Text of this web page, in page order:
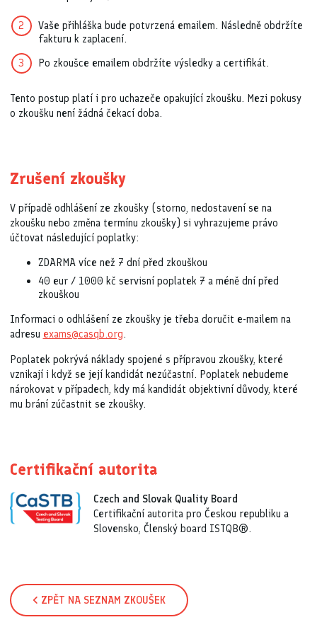
Vaše přihláška bude potvrzená emailem. Následně obdržíte
fakturu k zaplacení.
Po zkoušce emailem obdržíte výsledky a certifikát.
Tento postup platí i pro uchazeče opakující zkoušku. Mezi pokusy
o zkoušku není žádná čekací doba.
Zrušení zkoušky
V případě odhlášení ze zkoušky (storno, nedostavení se na
zkoušku nebo změna termínu zkoušky) si vyhrazujeme právo
účtovat následující poplatky:
ZDARMA více než 7 dní před zkouškou
40 eur / 1000 kč servisní poplatek 7 a méně dní před
zkouškou
Informaci o odhlášení ze zkoušky je třeba doručit e-mailem na
adresu exams@casqb.org.
Poplatek pokrývá náklady spojené s přípravou zkoušky, které
vznikají i když se její kandidát nezúčastní. Poplatek nebudeme
nárokovat v případech, kdy má kandidát objektivní důvody, které
mu brání zúčastnit se zkoušky.
Certifikační autorita
Czech and Slovak Quality Board
Certifikační autorita pro Českou republiku a
Slovensko, Členský board ISTQB®.
ZPĚT NA SEZNAM ZKOUŠEK